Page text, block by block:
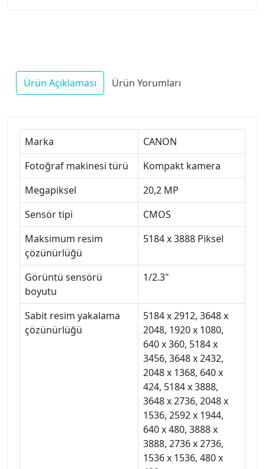
Ürün Açıklaması Ürün Yorumları
Marka
CANON
Fotoğraf makinesi türü
Kompakt kamera
Megapiksel
20,2 MP
Sensör tipi
CMOS
Maksimum resim
çözünürlüğü
5184 x 3888 Piksel
Görüntü sensörü
boyutu
1/2.3"
Sabit resim yakalama
çözünürlüğü
5184 x 2912, 3648 x
2048, 1920 x 1080,
640 x 360, 5184 x
3456, 3648 x 2432,
2048 x 1368, 640 x
424, 5184 x 3888,
3648 x 2736, 2048 x
1536, 2592 x 1944,
640 x 480, 3888 x
3888, 2736 x 2736,
1536 x 1536, 480 x